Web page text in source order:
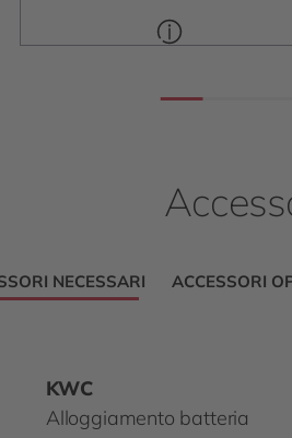
NECESSARI ACCESSORI
KWC
Alloggiamento batteria